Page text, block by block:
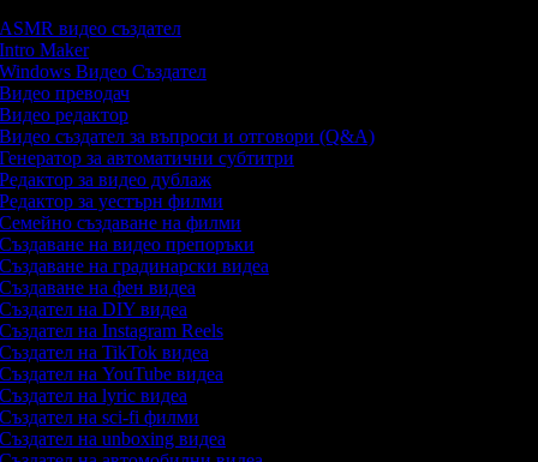
видео създател
Maker
Видео Създател
преводач
редактор
създател за въпроси и отговори (Q&A)
за автоматични субтитри
за видео дублаж
за уестърн филми
създаване на филми
на видео препоръки
на градинарски видеа
на фен видеа
на DIY видеа
на Instagram Reels
на TikTok видеа
на YouTube видеа
на lyric видеа
на sci-fi филми
на unboxing видеа